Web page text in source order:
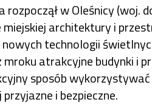
rozpoczął w Oleśnicy (woj.
architektury i
nowych technologii
mroku atrakcyjne budynki i
sposób
i bezpieczne.